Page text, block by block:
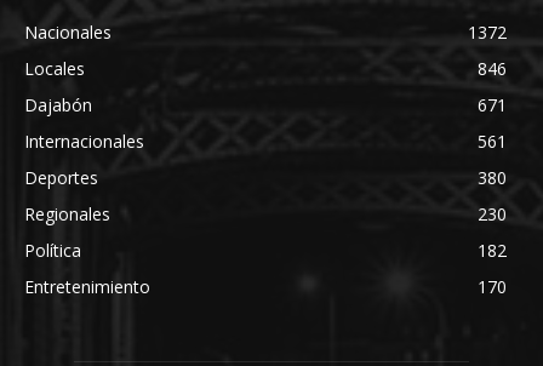
Nacionales
1372
Locales
846
Dajabón
671
Internacionales
561
Deportes
380
Regionales
230
Política
182
Entretenimiento
170